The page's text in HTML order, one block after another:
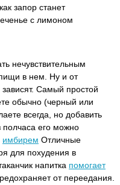
запор станет
с лимоном
нечувствительным
в нем. Ну и от
Самый простой
обычно (черный или
всегда, но добавить
полчаса его можно
имбирем Отличные
для похудения в
напитка помогает
от переедания.